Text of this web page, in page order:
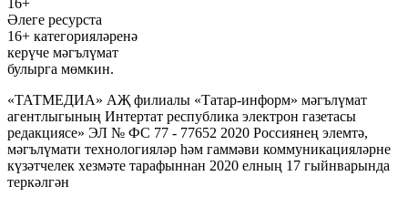
Әлеге ресурста
16+ категорияләренә
керүче мәгълүмат
булырга мөмкин.
«ТАТМЕДИА» АҖ филиалы «Татар-информ» мәгълүмат
агентлыгының Интертат республика электрон газетасы
редакциясе» ЭЛ № ФС 77 - 77652 2020 Россиянең элемтә,
мәгълүмати технологияләр һәм гаммәви коммуникацияләрне
күзәтчелек хезмәте тарафыннан 2020 елның 17 гыйнварында
теркәлгән